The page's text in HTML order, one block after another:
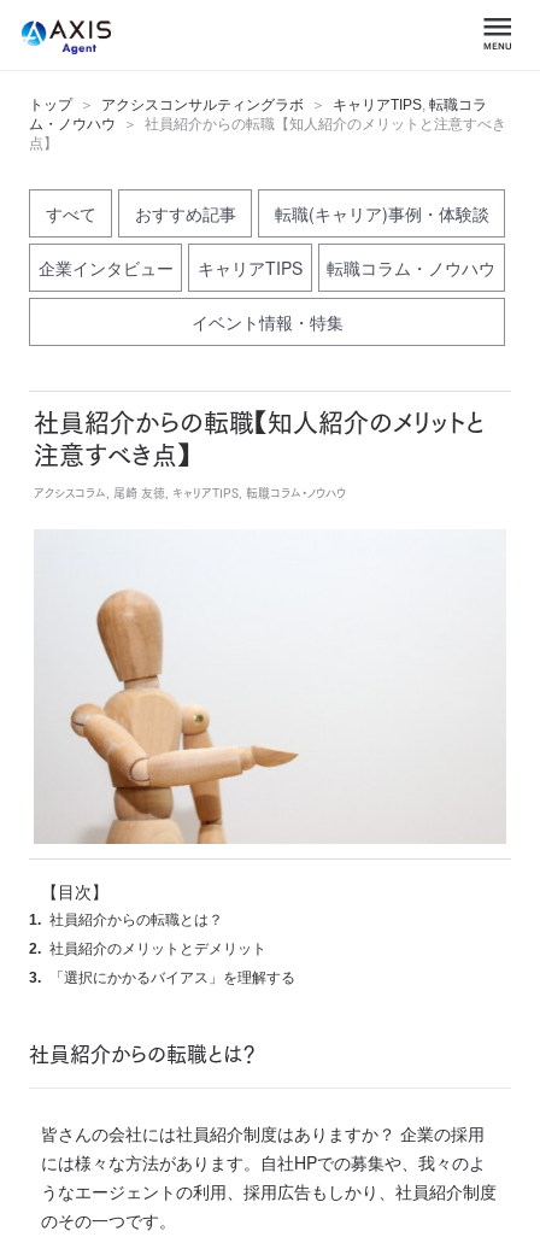
トップ アクシスコンサルティングラボ キャリアTIPS, 転職コラ
ム・ノウハウ
社員紹介からの転職【知人紹介のメリットと注意すべき
点】
すべて おすすめ記事 転職(キャリア)事例・体験談
企業インタビュー キャリアTIPS 転職コラム・ノウハウ
イベント情報・特集
社員紹介からの転職【知人紹介のメリットと
注意すべき点】
アクシスコラム, 尾崎 友徳, キャリアTIPS, 転職コラム・ノウハウ
【目次】
社員紹介からの転職とは？
社員紹介のメリットとデメリット
「選択にかかるバイアス」を理解する
社員紹介からの転職とは？
皆さんの会社には社員紹介制度はありますか？ 企業の採用
には様々な方法があります。自社HPでの募集や、我々のよ
うなエージェントの利用、採用広告もしかり、社員紹介制度
のその一つです。